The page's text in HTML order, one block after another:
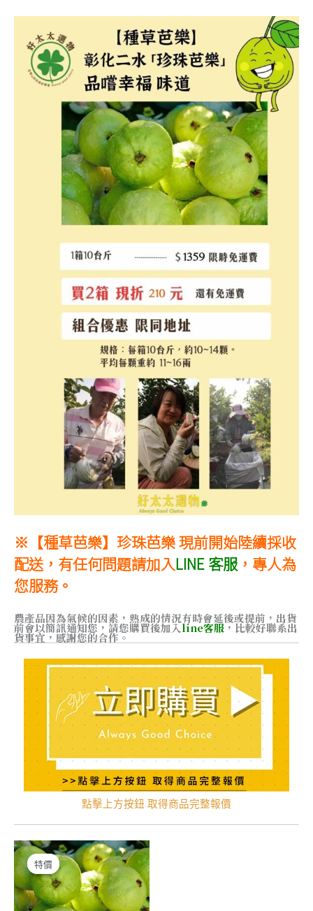
※【種草芭樂】珍珠芭樂 現前開始陸續採收
配送，有任何問題請加入LINE 客服 ，專人為
您服務。
農產品因為氣候的因素，熟成的情況有時會延後或提前，出貨
前會以簡訊通知您，請您購買後加入line客服，比較好聯系出
貨事宜，感謝您的合作。
點擊上方按鈕 取得商品完整報價
特價
特價